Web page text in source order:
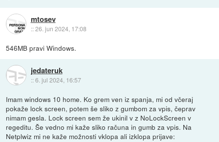
mtosev
::26. jun 2024, 17:08
546MB pravi Windows.
jedateruk
::6. jul 2024, 16:57
Imam windows 10 home. Ko grem ven iz spanja, mi od včeraj
pokaže lock screen, potem še sliko z gumbom za vpis, čeprav
nimam gesla. Lock screen sem že ukinil v z NoLockScreen v
regeditu. Še vedno mi kaže sliko računa in gumb za vpis. Na
Netplwiz mi ne kaže možnosti vklopa ali izklopa prijave: